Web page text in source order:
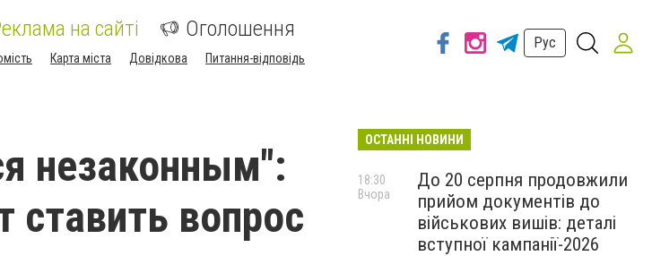
на сайті Оголошення
Карта міста Довідкова Питання-відповідь
Рус
незаконным":
ставить вопрос
ОСТАННІ НОВИНИ
До 20 серпня продовжили
прийом документів до
військових вишів: деталі
вступної кампанії-2026
18:30
Вчора